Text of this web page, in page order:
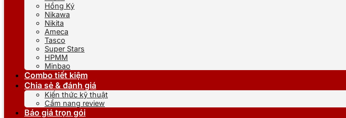
Hồng Ký
Nikawa
Nikita
Ameca
Tasco
Super Stars
HPMM
Minbao
Combo tiết kiệm
Chia sẻ & đánh giá
Kiến thức kỹ thuật
Cẩm nang review
Báo giá trọn gói